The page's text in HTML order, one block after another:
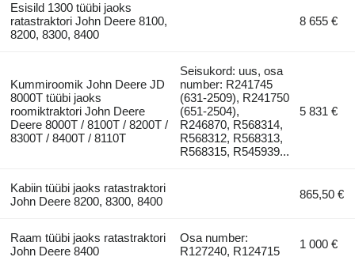
Esisild 1300 tüübi jaoks
ratastraktori John Deere 8100,
8200, 8300, 8400
8 655 €
Kummiroomik John Deere JD
8000T tüübi jaoks
roomiktraktori John Deere
Deere 8000T / 8100T / 8200T /
8300T / 8400T / 8110T
Seisukord: uus, osa
number: R241745
(631-2509), R241750
(651-2504),
R246870, R568314,
R568312, R568313,
R568315, R545939...
5 831 €
Kabiin tüübi jaoks ratastraktori
John Deere 8200, 8300, 8400
865,50 €
Raam tüübi jaoks ratastraktori
John Deere 8400
Osa number:
R127240, R124715
1 000 €